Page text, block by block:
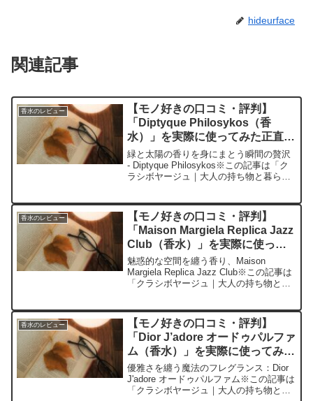
hideurface
関連記事
香水のレビュー
【モノ好きの口コミ・評判】
「Diptyque Philosykos（香
水）」を実際に使ってみた正直感
想
緑と太陽の香りを身にまとう瞬間の贅沢
- Diptyque Philosykos※この記事は「ク
ラシボヤージュ｜大人の持ち物と暮らし
部が紹介したいのが「Diptyque...
香水のレビュー
【モノ好きの口コミ・評判】
「Maison Margiela Replica Jazz
Club（香水）」を実際に使って
みた正直感想
魅惑的な空間を纏う香り、Maison
Margiela Replica Jazz Club※この記事は
「クラシボヤージュ｜大人の持ち物と暮
編集部が紹介したいのが「Mai...
香水のレビュー
【モノ好きの口コミ・評判】
「Dior J’adore オードゥパルファ
ム（香水）」を実際に使ってみた
正直感想
優雅さを纏う魔法のフレグランス：Dior
J'adore オードゥパルファム※この記事は
「クラシボヤージュ｜大人の持ち物と暮